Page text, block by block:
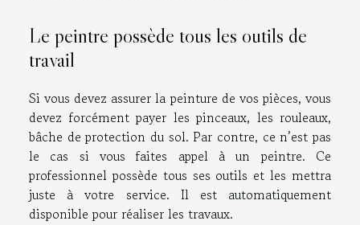
Le peintre possède tous les outils de
travail
Si vous devez assurer la peinture de vos pièces, vous
devez forcément payer les pinceaux, les rouleaux,
bâche de protection du sol. Par contre, ce n’est pas
le cas si vous faites appel à un peintre. Ce
professionnel possède tous ses outils et les mettra
juste à votre service. Il est automatiquement
disponible pour réaliser les travaux.